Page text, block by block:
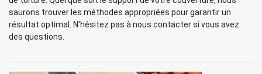
saurons trouver les méthodes appropriées pour garantir un
résultat optimal. N'hésitez pas à nous contacter si vous avez
des questions.